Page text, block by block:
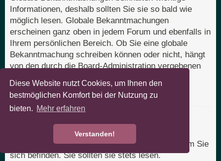
Diese Website nutzt Cookies, um Ihnen den
bestmöglichen Komfort bei der Nutzung zu
bieten. Mehr erfahren
Verstanden!
Informationen, deshalb sollten Sie sie so bald wie
möglich lesen. Globale Bekanntmachungen
erscheinen ganz oben in jedem Forum und ebenfalls in
Ihrem persönlichen Bereich. Ob Sie eine globale
Bekanntmachung schreiben können oder nicht, hängt
von den durch die Board-Administration vergebenen
Nach oben
Bekanntmachungen beinhalten meist wichtige
Informationen zu dem Bereich des Boards, in dem Sie
sich befinden. Sie sollten sie stets lesen.